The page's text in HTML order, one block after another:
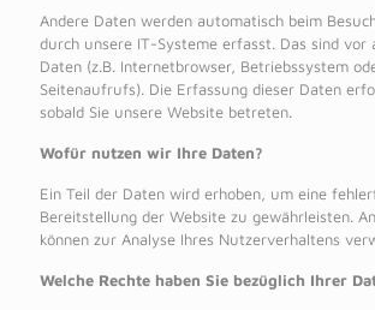
Andere Daten werden automatisch beim
durch unsere IT-Systeme erfasst. Das sind vor
Daten (z.B. Internetbrowser, Betriebssystem
Seitenaufrufs). Die Erfassung dieser Daten
sobald Sie unsere Website betreten.
Wofür nutzen wir Ihre Daten?
Ein Teil der Daten wird erhoben, um eine
Bereitstellung der Website zu gewährleisten.
können zur Analyse Ihres Nutzerverhaltens
Welche Rechte haben Sie bezüglich Ihrer